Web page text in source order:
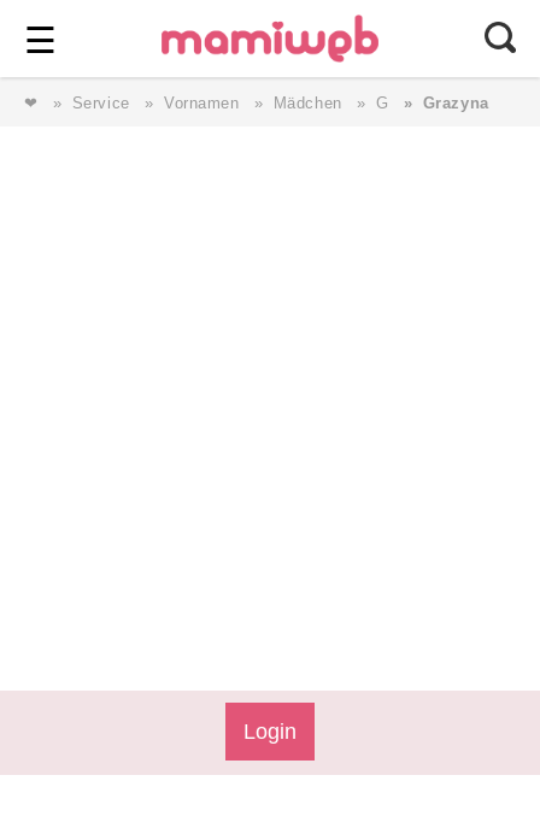
☰ ⎯ Wir lieben Familie ⎯
❤ Service Vornamen Mädchen G Grazyna
Login